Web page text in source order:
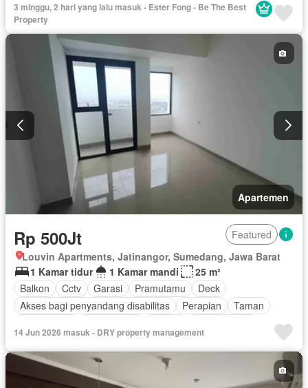
3 minggu, 2 hari yang lalu masuk - Ester Fong - Be The Best
Property
Apartemen
Rp 500Jt
Featured
Louvin Apartments, Jatinangor, Sumedang, Jawa Barat
1 Kamar tidur
1 Kamar mandi
25 m²
Balkon
Cctv Garasi Pramutamu
Deck
Akses bagi penyandang disabilitas
Perapian
Taman
Outdoor entertaining area
Pemandangan panorama
Keamanan
Kolam renang Teras
Air
Tanpa perabotan
14 Jun 2026 masuk - DRY property management